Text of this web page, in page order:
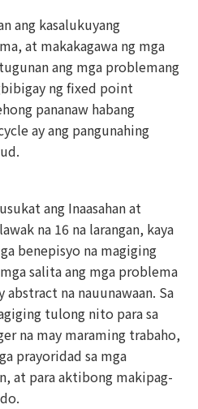
ang kasalukuyang
at makakagawa ng mga
ang mga problemang
ng fixed point
pananaw habang
ay ang pangunahing
ang Inaasahan at
na 16 na larangan, kaya
benepisyo na magiging
salita ang mga problema
abstract na nauunawaan. Sa
tulong nito para sa
na may maraming trabaho,
prayoridad sa mga
at para aktibong makipag-